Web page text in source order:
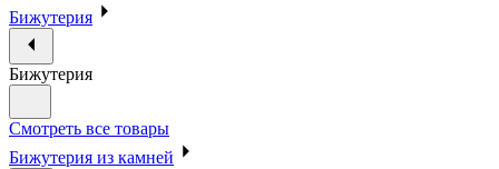
Бижутерия
Бижутерия
Смотреть все товары
Бижутерия из камней